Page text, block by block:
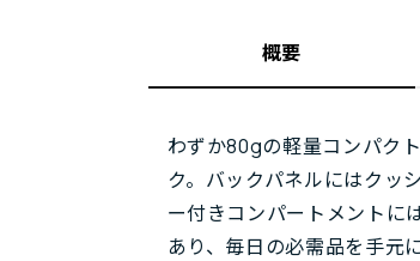
概要
わずか80gの軽量コンパク
ク。バックパネルにはクッ
ー付きコンパートメントに
あり、毎日の必需品を手元